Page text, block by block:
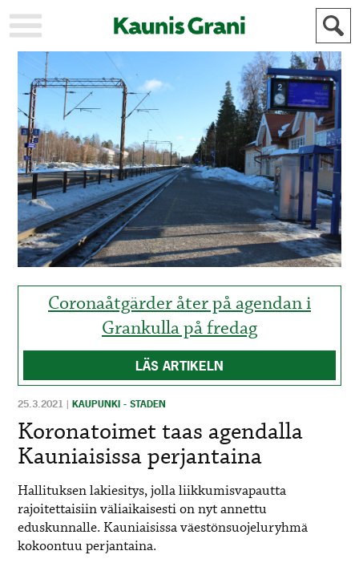
KAUPUNKI
STADEN
AJANKOHTAISTA
AKTUELLT
URHEILU
IDROTT
KULTTUURI
KULTUR
HISTORIA
HISTORIA
YLEINEN
ALLMÄN
MAINOSTAJILLE
FÖR
ANNONSÖRER
Coronaåtgärder åter på agendan i
Grankulla på fredag
LÄS ARTIKELN
25.3.2021 |KAUPUNKI - STADEN
Koronatoimet taas agendalla
Kauniaisissa perjantaina
Hallituksen lakiesitys, jolla liikkumisvapautta
rajoitettaisiin väliaikaisesti on nyt annettu
eduskunnalle. Kauniaisissaväestönsuojeluryhmä
kokoontuu perjantaina.